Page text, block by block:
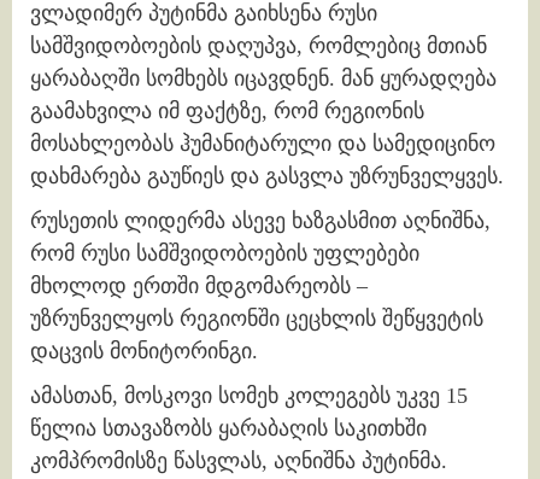
ვლადიმერ პუტინმა გაიხსენა რუსი
სამშვიდობოების დაღუპვა, რომლებიც მთიან
ყარაბაღში სომხებს იცავდნენ. მან ყურადღება
გაამახვილა იმ ფაქტზე, რომ რეგიონის
მოსახლეობას ჰუმანიტარული და სამედიცინო
დახმარება გაუწიეს და გასვლა უზრუნველყვეს.
რუსეთის ლიდერმა ასევე ხაზგასმით აღნიშნა,
რომ რუსი სამშვიდობოების უფლებები
მხოლოდ ერთში მდგომარეობს –
უზრუნველყოს რეგიონში ცეცხლის შეწყვეტის
დაცვის მონიტორინგი.
ამასთან, მოსკოვი სომეხ კოლეგებს უკვე 15
წელია სთავაზობს ყარაბაღის საკითხში
კომპრომისზე წასვლას, აღნიშნა პუტინმა.